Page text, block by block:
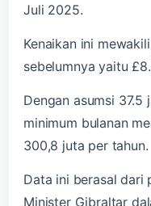
Juli 2025.
Kenaikan ini
sebelumnya yaitu
Dengan asumsi
minimum bulanan
300,8 juta per tahun.
Data ini berasal dari
Minister Gibraltar